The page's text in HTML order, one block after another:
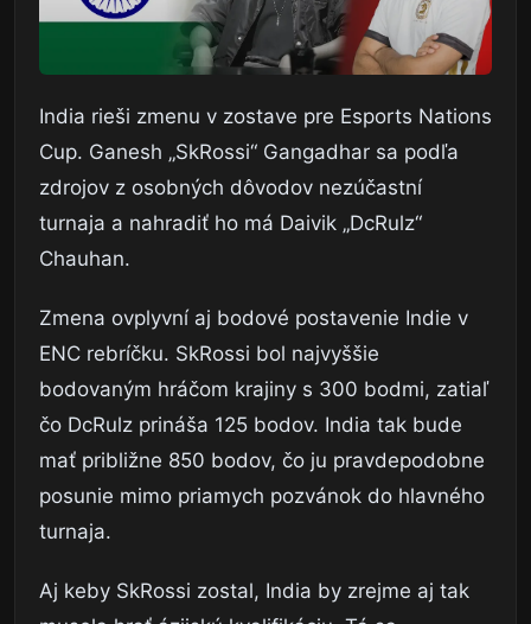
India rieši zmenu v zostave pre Esports Nations
Cup. Ganesh „SkRossi“ Gangadhar sa podľa
zdrojov z osobných dôvodov nezúčastní
turnaja a nahradiť ho má Daivik „DcRulz“
Chauhan.
Zmena ovplyvní aj bodové postavenie Indie v
ENC rebríčku. SkRossi bol najvyššie
bodovaným hráčom krajiny s 300 bodmi, zatiaľ
čo DcRulz prináša 125 bodov. India tak bude
mať približne 850 bodov, čo ju pravdepodobne
posunie mimo priamych pozvánok do hlavného
turnaja.
Aj keby SkRossi zostal, India by zrejme aj tak